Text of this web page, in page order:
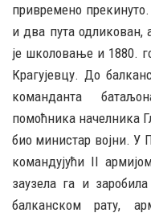
привремено
и два пута
је школовање и 1880.
Крагујевцу. До
команданта
помоћника начелника
био министар војни. У
командујући II
заузела га и
балканском рату,